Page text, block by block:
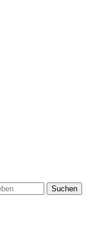
Suchen